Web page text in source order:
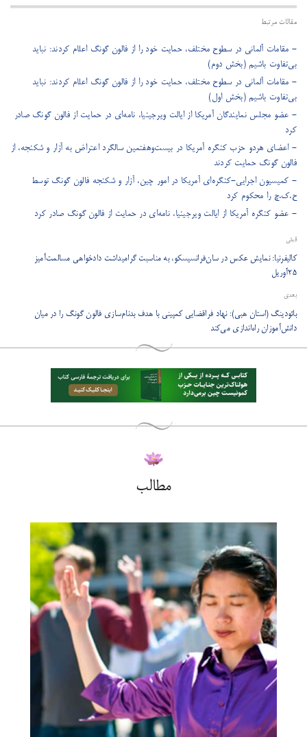
مقالات مرتبط
- مقامات آلمانی در سطوح مختلف، حمایت خود را از فالون گونگ اعلام کردند: نباید
بی‌تفاوت باشیم (بخش دوم)
- مقامات آلمانی در سطوح مختلف، حمایت خود را از فالون گونگ اعلام کردند: نباید
بی‌تفاوت باشیم (بخش اول)
- عضو مجلس نمایندگان آمریکا از ایالت ویرجینیا، نامه‌ای در حمایت از فالون گونگ صادر
کرد
- اعضای هردو حزب کنگره آمریکا در بیست‌وهفتمین سالگرد اعتراض به آزار و شکنجه، از
فالون گونگ حمایت کردند
- کمیسیون اجرایی-کنگره‌ای آمریکا در امور چین، آزار و شکنجه فالون گونگ توسط
ح.ک.چ را محکوم کرد
- عضو کنگره آمریکا از ایالت ویرجینیا، نامه‌ای در حمایت از فالون گونگ صادر کرد
قبلی
کالیفرنیا: نمایش عکس در سان‌فرانسیسکو، به مناسبت گرامیداشت دادخواهی مسالمت‌آمیز
۲۵آوریل
بعدی
بائودینگ (استان هبی): نهاد فراقضایی کمپینی با هدف بدنام‌سازی فالون گونگ را در میان
دانش‌آموزان راه‌اندازی می‌کند
مطالب